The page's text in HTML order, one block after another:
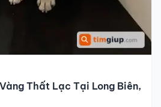
Thất Lạc Tại Long Biên,